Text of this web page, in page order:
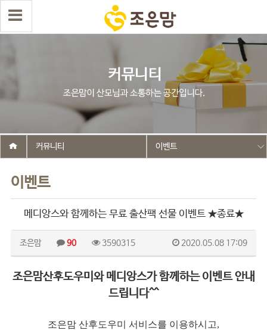
이벤트
커뮤니티 이벤트
메디앙스와 함께하는 무료 출산팩 선물 이벤트 ★종료★
조은맘 90 3590315 2020.05.08 17:09
조은맘산후도우미와 메디앙스가 함께하는 이벤트 안내
드립니다^^
조은맘 산후도우미 서비스를 이용하시고,